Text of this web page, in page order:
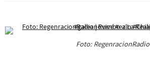
Foto: RegenracionRadio